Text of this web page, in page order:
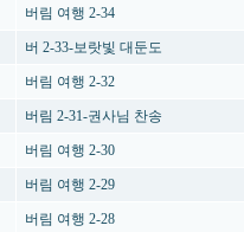
버림 여행 2-34
버 2-33-보랏빛 대둔도
버림 여행 2-32
버림 2-31-권사님 찬송
버림 여행 2-30
버림 여행 2-29
버림 여행 2-28